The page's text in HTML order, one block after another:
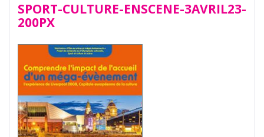
SPORT-CULTURE-ENSCENE-3AVRIL23-
200PX